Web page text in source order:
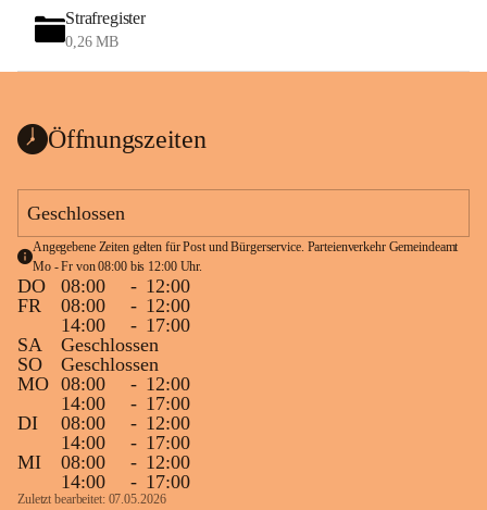
Strafregister
0,26 MB
Öffnungszeiten
Geschlossen
Angegebene Zeiten gelten für Post und Bürgerservice. Parteienverkehr Gemeindeamt
Mo - Fr von 08:00 bis 12:00 Uhr.
DO 08:00 - 12:00
FR
08:00 - 12:00
14:00
- 17:00
SA
Geschlossen
SO
Geschlossen
MO 08:00 - 12:00
14:00
- 17:00
DI
08:00 - 12:00
14:00
- 17:00
MI
08:00 - 12:00
14:00
- 17:00
Zuletzt bearbeitet: 07.05.2026